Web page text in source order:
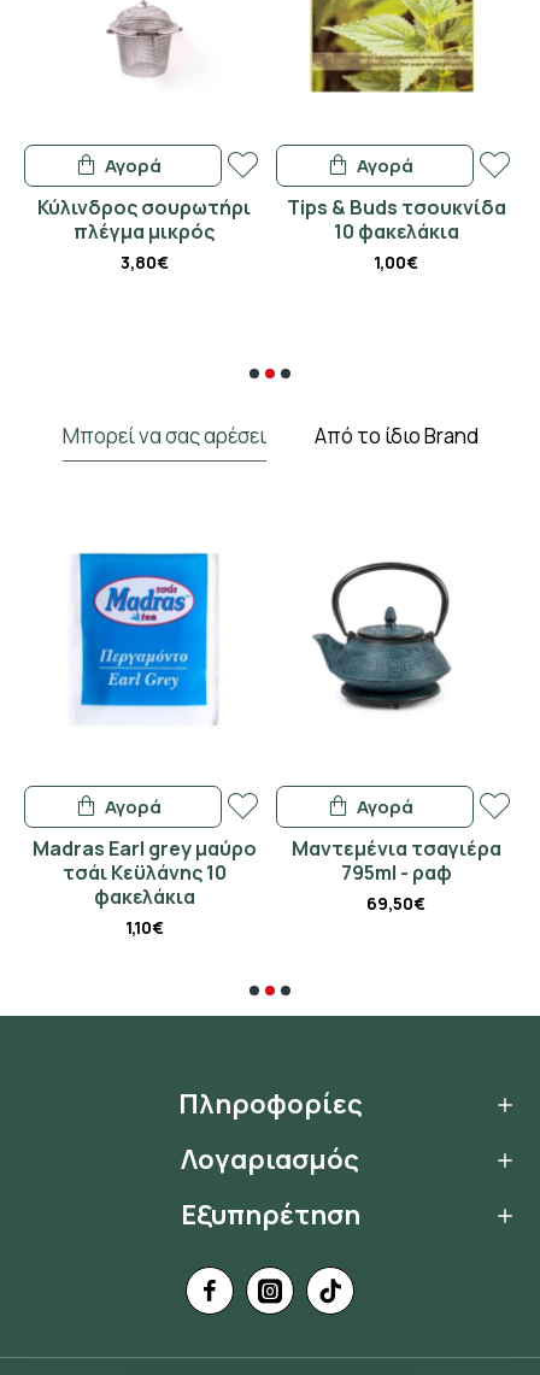
Κύλινδρος σουρωτήρι
πλέγμα μικρός
3,80€
Αγορά
Tips & Buds τσουκνίδα
10 φακελάκια
1,00€
Αγορά
Μπορεί να σας αρέσει Από το ίδιο Brand
Madras Earl grey μαύρο
τσάι Κεϋλάνης 10
φακελάκια
1,10€
Αγορά
Μαντεμένια τσαγιέρα
795ml - ραφ
69,50€
Αγορά
Πληροφορίες
Λογαριασμός
Εξυπηρέτηση